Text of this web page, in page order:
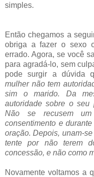
simples.
Então chegamos a
obriga a fazer o sexo
errado. Agora, se você
para agradá-lo, sem
pode surgir a dúvida
mulher não tem
sim o marido. Da
autoridade sobre o seu
Não se recusem
consentimento e
oração. Depois, unam-
tente por não terem
concessão, e não como
Novamente voltamos a